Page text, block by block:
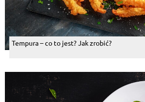
Tempura – co to jest? Jak zrobić?